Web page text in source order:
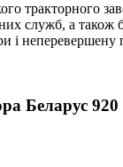
тракторного
служб, а також
і неперевершену
Беларус 920